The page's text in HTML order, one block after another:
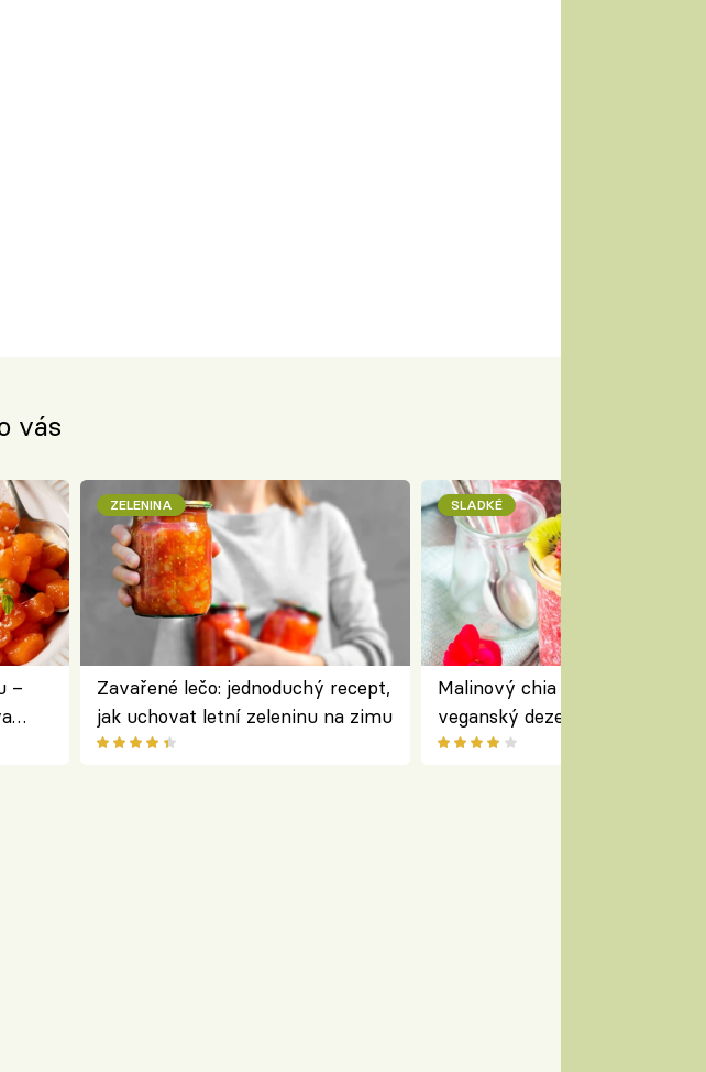
vás
–
ZELENINA
Zavařené lečo: jednoduchý recept,
jak uchovat letní zeleninu na zimu
SLADKÉ
Malinový chia pudink s
veganský dezert plný ovoce a
ořechů